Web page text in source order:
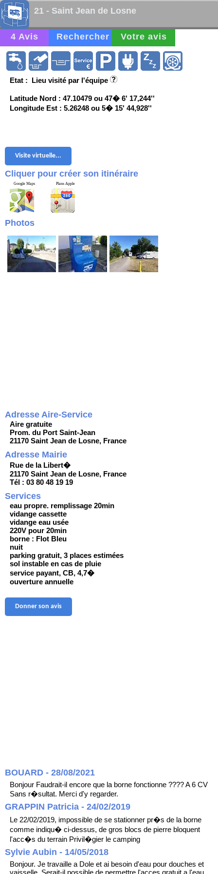
21 - Saint Jean de Losne
4 Avis Rechercher Votre avis
Etat : Lieu visité par l'équipe
Latitude Nord : 47.10479 ou 47� 6' 17,244''
Longitude Est : 5.26248 ou 5� 15' 44,928''
Visite virtuelle...
Cliquer pour créer son itinéraire
Google Maps Plans Apple
Photos
Adresse Aire-Service
Aire gratuite
Prom. du Port Saint-Jean
21170 Saint Jean de Losne, France
Adresse Mairie
Rue de la Libert�
21170 Saint Jean de Losne, France
Tél : 03 80 48 19 19
Services
eau propre. remplissage 20min
vidange cassette
vidange eau usée
220V pour 20min
borne : Flot Bleu
nuit
parking gratuit, 3 places estimées
sol instable en cas de pluie
service payant, CB, 4,7�
ouverture annuelle
Donner son avis
BOUARD - 28/08/2021
Bonjour Faudrait-il encore que la borne fonctionne ???? A 6 CV
Sans r�sultat. Merci d'y regarder.
GRAPPIN Patricia - 24/02/2019
Le 22/02/2019, impossible de se stationner pr�s de la borne
comme indiqu� ci-dessus, de gros blocs de pierre bloquent
l'acc�s du terrain Privil�gier le camping
Sylvie Aubin - 14/05/2018
Bonjour. Je travaille a Dole et ai besoin d'eau pour douches et